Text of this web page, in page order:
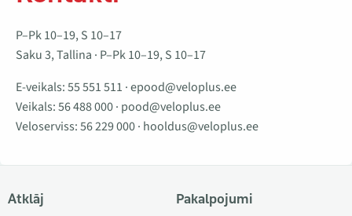
P–Pk 10–19, S 10–17
Saku 3, Tallina · P–Pk 10–19, S 10–17
E-veikals:55 551 511 ·epood@veloplus.ee
Veikals:56 488 000· pood@veloplus.ee
Veloserviss:56 229 000· hooldus@veloplus.ee
Atklāj Pakalpojumi